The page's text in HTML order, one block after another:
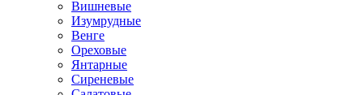
Вишневые
Изумрудные
Венге
Ореховые
Янтарные
Сиреневые